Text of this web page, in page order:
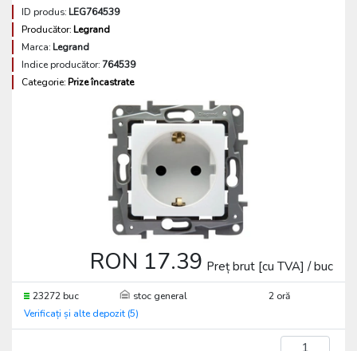
ID produs:LEG764539
Producător:Legrand
Marca:Legrand
Indice producător:764539
Categorie:Prize încastrate
RON 17.39 Preț brut [cu TVA] / buc
23272 buc stoc general
2 oră
Verificați și alte depozit (5)